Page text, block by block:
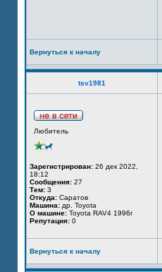
Вернуться к началу
tsv1981
Любитель
Зарегистрирован: 26 дек 2022,
18:12
Сообщения: 27
Тем: 3
Откуда: Саратов
Машина: др. Toyota
О машине: Toyota RAV4 1996г
Репутация: 0
Вернуться к началу